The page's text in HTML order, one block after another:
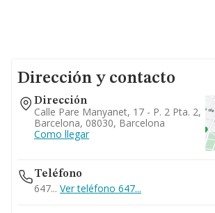
Dirección y contacto
Dirección
Calle Pare Manyanet, 17 - P. 2 Pta. 2,
Barcelona, 08030, Barcelona
Como llegar
Teléfono
647... Ver teléfono 647...